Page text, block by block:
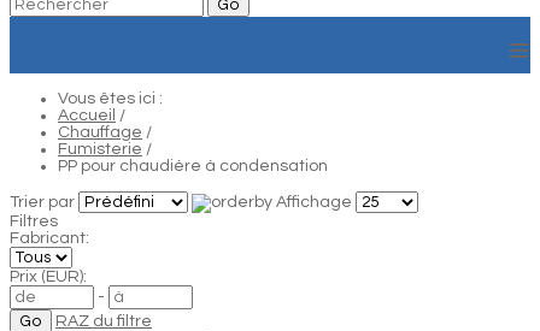
≡
Vous êtes ici :
Accueil /
Chauffage /
Fumisterie /
PP pour chaudière à condensation
Trier par
Affichage
Filtres
Fabricant:
Prix (EUR):
-
RAZ du filtre